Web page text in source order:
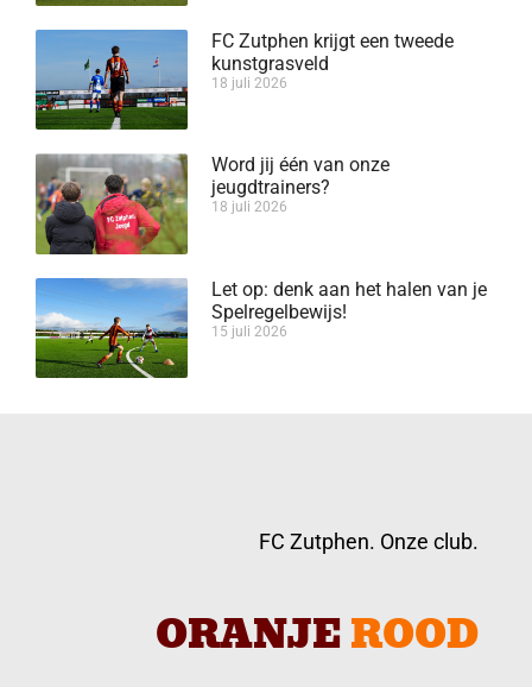
FC Zutphen krijgt een tweede
kunstgrasveld
18 juli 2026
Word jij één van onze
jeugdtrainers?
18 juli 2026
Let op: denk aan het halen van je
Spelregelbewijs!
15 juli 2026
FC Zutphen. Onze club.
ORANJEROOD